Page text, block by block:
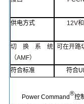
供电方式
12V和
切换系统
（AMF）
可在开路
符合标准
符合
Power Command
®
控